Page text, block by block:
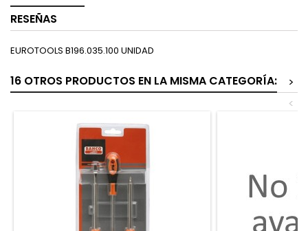
RESEÑAS
EUROTOOLS B196.035.100 UNIDAD
16 OTROS PRODUCTOS EN LA MISMA CATEGORÍA:
>
<